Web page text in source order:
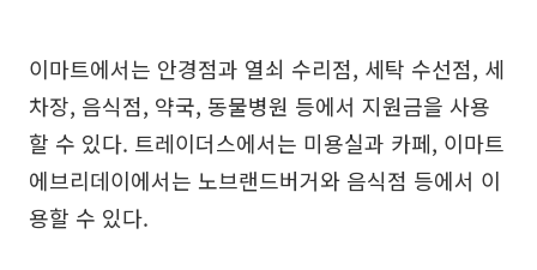
이마트에서는 안경점과 열쇠 수리점, 세탁 수선점, 세
차장, 음식점, 약국, 동물병원 등에서 지원금을 사용
할 수 있다. 트레이더스에서는 미용실과 카페, 이마트
에브리데이에서는 노브랜드버거와 음식점 등에서 이
용할 수 있다.